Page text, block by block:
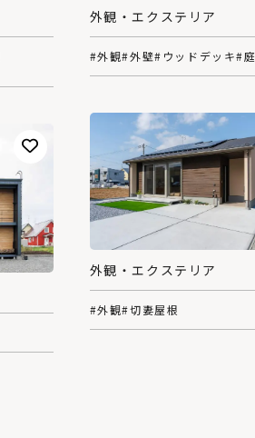
外観・エクステリア
#外観#外壁#ウッドデッキ#庭
外観・エクステリア
#外観#切妻屋根